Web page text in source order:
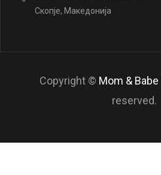
Скопје, Македонија
Copyright © Mom & Babe
reserved.